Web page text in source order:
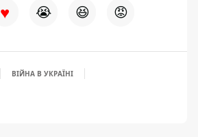
♥ 😭 😆 😡
ВІЙНА В УКРАЇНІ